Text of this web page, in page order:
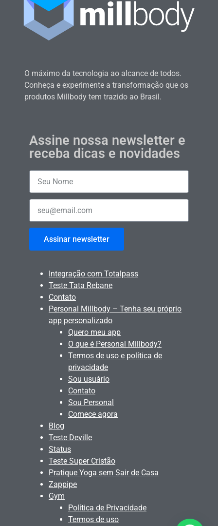
O máximo da tecnologia ao alcance de todos.
Conheça e experimente a transformação que os
produtos Millbody tem trazido ao Brasil.
Assine nossa newsletter e
receba dicas e novidades
Assinar newsletter
Integração com Totalpass
Teste Tata Rebane
Contato
Personal Millbody – Tenha seu próprio
app personalizado
Quero meu app
O que é Personal Millbody?
Termos de uso e política de
privacidade
Sou usuário
Contato
Sou Personal
Comece agora
Blog
Teste Deville
Status
Teste Super Cristão
Pratique Yoga sem Sair de Casa
Zappipe
Gym
Política de Privacidade
Termos de uso